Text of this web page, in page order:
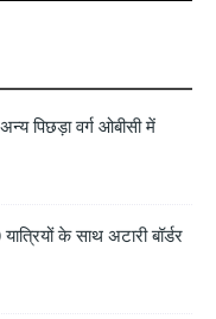
पिछड़ा वर्ग ओबीसी में
के साथ अटारी बॉर्डर